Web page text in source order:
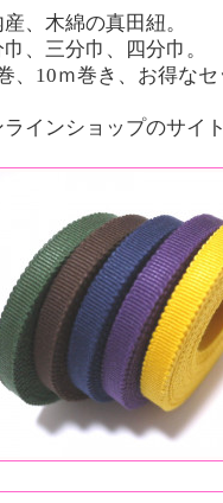
産、木綿の真田紐。
、三分巾、四分巾。
、10ｍ巻き、お得な
ラインショップのサ